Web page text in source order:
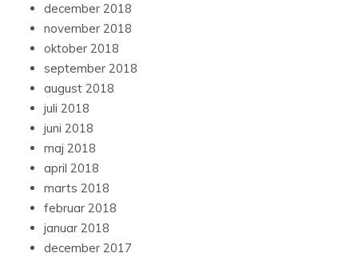
december 2018
november 2018
oktober 2018
september 2018
august 2018
juli 2018
juni 2018
maj 2018
april 2018
marts 2018
februar 2018
januar 2018
december 2017